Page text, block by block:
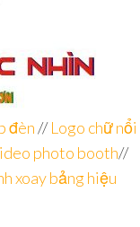
đèn//Logo chữ nổi
photo booth//
xoay bảng hiệu